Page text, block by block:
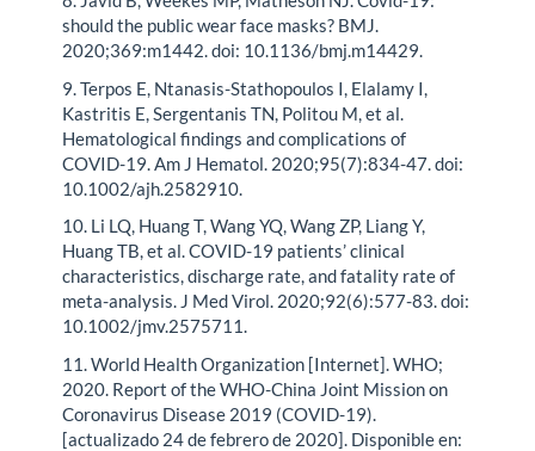
should the public wear face masks? BMJ.
2020;369:m1442. doi: 10.1136/bmj.m14429.
9. Terpos E, Ntanasis-Stathopoulos I, Elalamy I,
Kastritis E, Sergentanis TN, Politou M, et al.
Hematological findings and complications of
COVID-19. Am J Hematol. 2020;95(7):834-47. doi:
10.1002/ajh.2582910.
10. Li LQ, Huang T, Wang YQ, Wang ZP, Liang Y,
Huang TB, et al. COVID-19 patients’ clinical
characteristics, discharge rate, and fatality rate of
meta-analysis. J Med Virol. 2020;92(6):577-83. doi:
10.1002/jmv.2575711.
11. World Health Organization [Internet]. WHO;
2020. Report of the WHO-China Joint Mission on
Coronavirus Disease 2019 (COVID-19).
[actualizado 24 de febrero de 2020]. Disponible en: